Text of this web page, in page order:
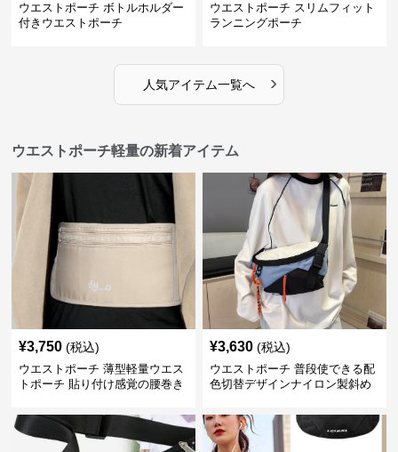
ウエストポーチ ボトルホルダー
付きウエストポーチ
ウエストポーチ スリムフィット
ランニングポーチ
人気アイテム一覧へ ›
ウエストポーチ軽量の新着アイテム
¥3,750 (税込)
ウエストポーチ 薄型軽量ウエス
トポーチ 貼り付け感覚の腰巻き
¥3,630 (税込)
ウエストポーチ 普段使できる配
色切替デザインナイロン製斜め